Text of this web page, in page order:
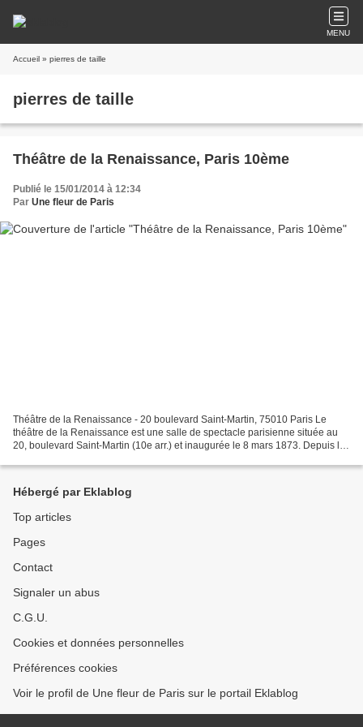
MENU
Accueil » pierres de taille
pierres de taille
Théâtre de la Renaissance, Paris 10ème
Publié le 15/01/2014 à 12:34
Par Une fleur de Paris
Théâtre de la Renaissance - 20 boulevard Saint-Martin, 75010 Paris Le
théâtre de la Renaissance est une salle de spectacle parisienne située au
20, boulevard Saint-Martin (10e arr.) et inaugurée le 8 mars 1873. Depuis le
Hébergé par Eklablog
Top articles
Pages
Contact
Signaler un abus
C.G.U.
Cookies et données personnelles
Préférences cookies
Voir le profil de Une fleur de Paris sur le portail Eklablog